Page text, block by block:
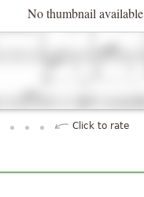
No thumbnail available
Click to rate